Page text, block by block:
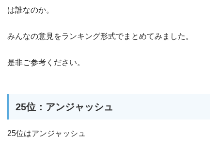
は誰なのか。
みんなの意見をランキング形式でまとめてみました。
是非ご参考ください。
25位：アンジャッシュ
25位はアンジャッシュ